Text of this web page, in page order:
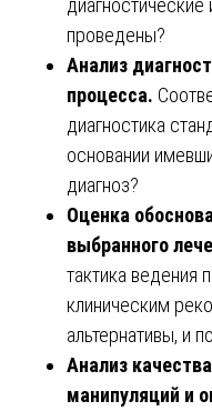
проведены?
Анализ
процесса.
диагностика
основании
диагноз?
Оценка
выбранного
тактика ведения
клиническим
альтернативы, и
Анализ
манипуляций и